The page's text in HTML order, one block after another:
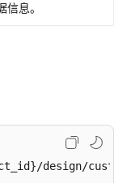
信息。
design/